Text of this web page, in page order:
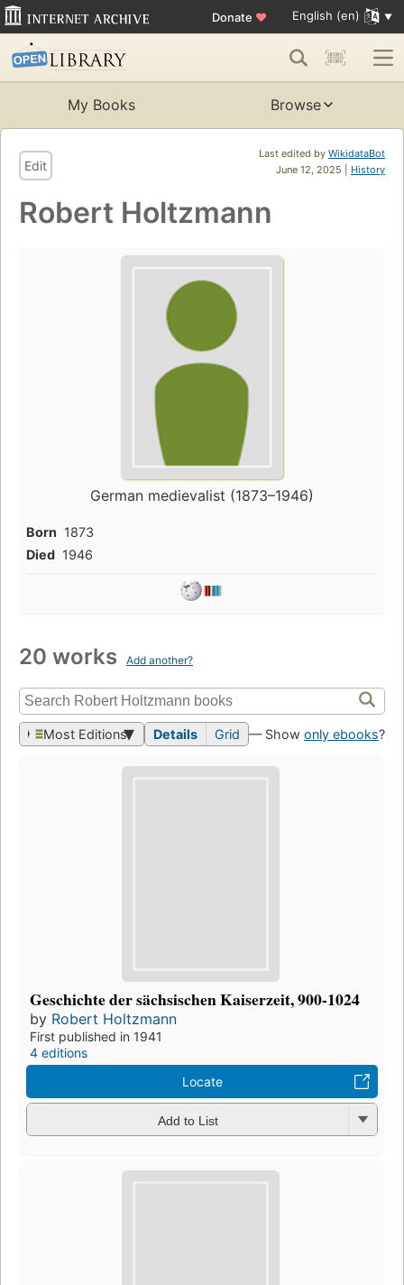
Donate ♥ English (en)
My Books Browse
Last edited by WikidataBot
June 12, 2025 | History
Edit
Robert Holtzmann
German medievalist (1873–1946)
Born 1873
Died 1946
20 works Add another?
Most Editions Details Grid — Show only ebooks?
Geschichte der sächsischen Kaiserzeit, 900-1024
by Robert Holtzmann
First published in 1941
4 editions
Locate
Add to List